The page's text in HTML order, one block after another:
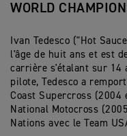
WORLD
Ivan Tedesco ("Hot
l'âge de huit ans et est
carrière s'étalant sur 14
pilote, Tedesco a
Coast Supercross (2004
National Motocross
Nations avec le Team